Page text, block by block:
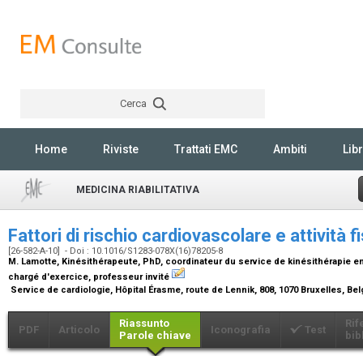
Cerca
Home Riviste Trattati EMC Ambiti
MEDICINA RIABILITATIVA
Fattori di rischio cardiovascolare e attività
[26-582-A-10] - Doi : 10.1016/S1283-078X(16)78205-8
M. Lamotte, Kinésithérapeute, PhD, coordinateur du service de kinésithérapie
chargé d'exercice, professeur invité
Service de cardiologie, Hôpital Érasme, route de Lennik, 808, 1070 Bruxelles,
PDF Articolo
Riassunto
Parole chiave
Iconografia Test